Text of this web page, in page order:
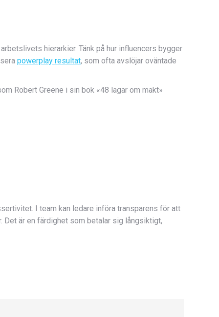
hierarkier. Tänk på hur influencers bygger
powerplay resultat, som ofta avslöjar oväntade
Robert Greene i sin bok «48 lagar om makt»
I team kan ledare införa transparens för att
Det är en färdighet som betalar sig långsiktigt,